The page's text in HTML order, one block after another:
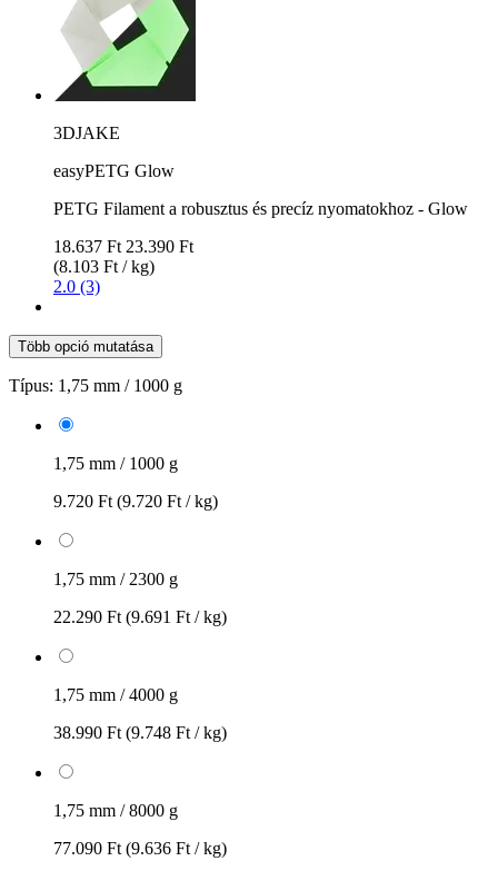
3DJAKE
easyPETG Glow
PETG Filament a robusztus és precíz nyomatokhoz - Glow
18.637 Ft 23.390 Ft
(8.103 Ft / kg)
2.0 (3)
Több opció mutatása
Típus: 1,75 mm / 1000 g
1,75 mm / 1000 g
9.720 Ft (9.720 Ft / kg)
1,75 mm / 2300 g
22.290 Ft (9.691 Ft / kg)
1,75 mm / 4000 g
38.990 Ft (9.748 Ft / kg)
1,75 mm / 8000 g
77.090 Ft (9.636 Ft / kg)